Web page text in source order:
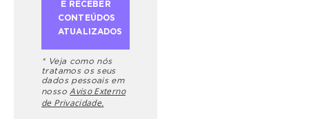
* Veja como nós
tratamos os seus
dados pessoais em
nosso Aviso Externo
de Privacidade.